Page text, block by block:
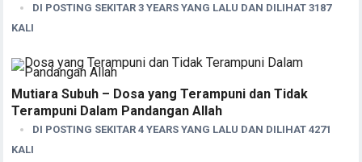
DI POSTING SEKITAR 3 YEARS YANG LALU DAN DILIHAT 3187
KALI
Mutiara Subuh – Dosa yang Terampuni dan Tidak
Terampuni Dalam Pandangan Allah
DI POSTING SEKITAR 4 YEARS YANG LALU DAN DILIHAT 4271
KALI